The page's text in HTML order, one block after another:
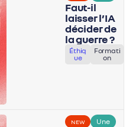
Faut-il
laisser l’IA
décider de
la guerre ?
Éthiq
ue
Formati
on
NEW Une